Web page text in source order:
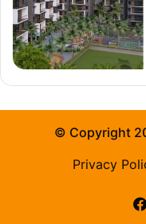
© Copyright
Privacy